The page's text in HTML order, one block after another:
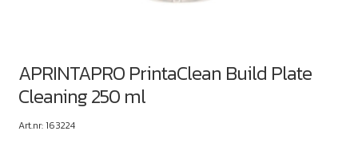
APRINTAPRO PrintaClean Build Plate
Cleaning 250 ml
Art.nr: 163224